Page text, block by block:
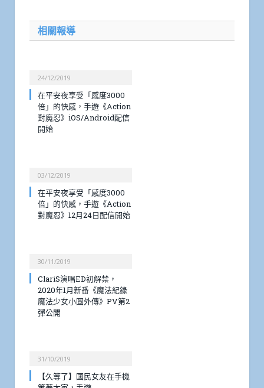
相關報導
24/12/2019
在平安夜享受「感度3000
倍」的快感，手遊《Action
對魔忍》iOS/Android配信
開始
03/12/2019
在平安夜享受「感度3000
倍」的快感，手遊《Action
對魔忍》12月24日配信開始
30/11/2019
ClariS演唱ED初解禁，
2020年1月新番《魔法紀錄
魔法少女小圓外傳》PV第2
彈公開
31/10/2019
【久等了】國民女友在手機